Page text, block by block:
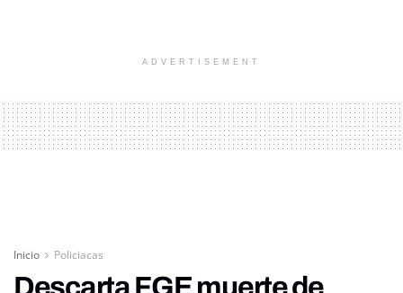
ADVERTISEMENT
Inicio Policiacas